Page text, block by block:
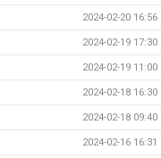
2024-02-20 16:56
2024-02-19 17:30
2024-02-19 11:00
2024-02-18 16:30
2024-02-18 09:40
2024-02-16 16:31